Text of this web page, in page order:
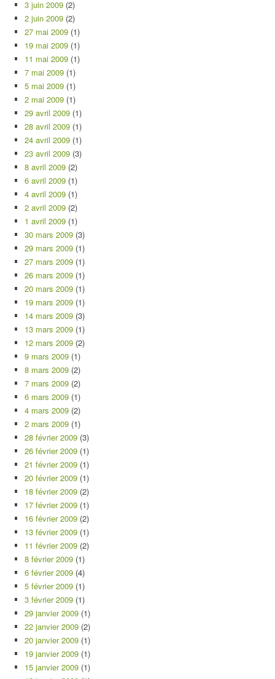
3 juin 2009 (2)
2 juin 2009 (2)
27 mai 2009 (1)
19 mai 2009 (1)
11 mai 2009 (1)
7 mai 2009 (1)
5 mai 2009 (1)
2 mai 2009 (1)
29 avril 2009 (1)
28 avril 2009 (1)
24 avril 2009 (1)
23 avril 2009 (3)
8 avril 2009 (2)
6 avril 2009 (1)
4 avril 2009 (1)
2 avril 2009 (2)
1 avril 2009 (1)
30 mars 2009 (3)
29 mars 2009 (1)
27 mars 2009 (1)
26 mars 2009 (1)
20 mars 2009 (1)
19 mars 2009 (1)
14 mars 2009 (3)
13 mars 2009 (1)
12 mars 2009 (2)
9 mars 2009 (1)
8 mars 2009 (2)
7 mars 2009 (2)
6 mars 2009 (1)
4 mars 2009 (2)
2 mars 2009 (1)
28 février 2009 (3)
26 février 2009 (1)
21 février 2009 (1)
20 février 2009 (1)
18 février 2009 (2)
17 février 2009 (1)
16 février 2009 (2)
13 février 2009 (1)
11 février 2009 (2)
8 février 2009 (1)
6 février 2009 (4)
5 février 2009 (1)
3 février 2009 (1)
29 janvier 2009 (1)
22 janvier 2009 (2)
20 janvier 2009 (1)
19 janvier 2009 (1)
15 janvier 2009 (1)